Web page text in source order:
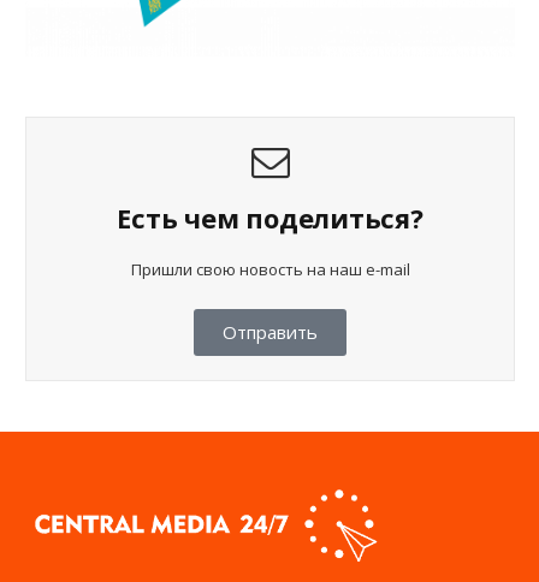
Есть чем поделиться?
Пришли свою новость на наш e-mail
Отправить